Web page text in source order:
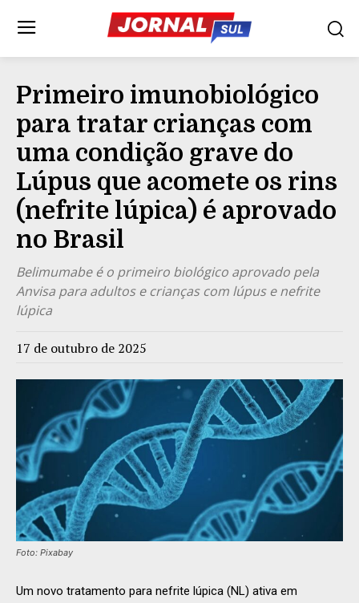
Primeiro imunobiológico
para tratar crianças com
uma condição grave do
Lúpus que acomete os rins
(nefrite lúpica) é aprovado
no Brasil
Belimumabe é o primeiro biológico aprovado pela
Anvisa para adultos e crianças com lúpus e nefrite
lúpica
17 de outubro de 2025
Foto: Pixabay
Um novo tratamento para nefrite lúpica (NL) ativa em